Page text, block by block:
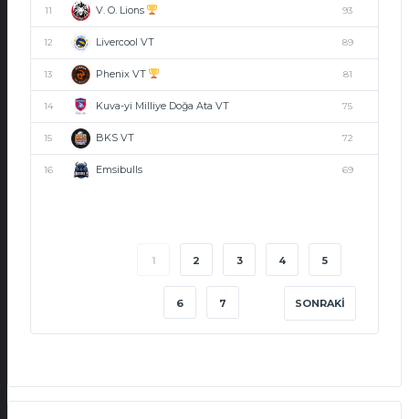
11 V. O. Lions 93
12 Livercool VT 89
13 Phenix VT 81
14 Kuva-yi Milliye Doğa Ata VT 75
15 BKS VT 72
16 Emsibulls 69
1 2 3 4 5
6 7 SONRAKI